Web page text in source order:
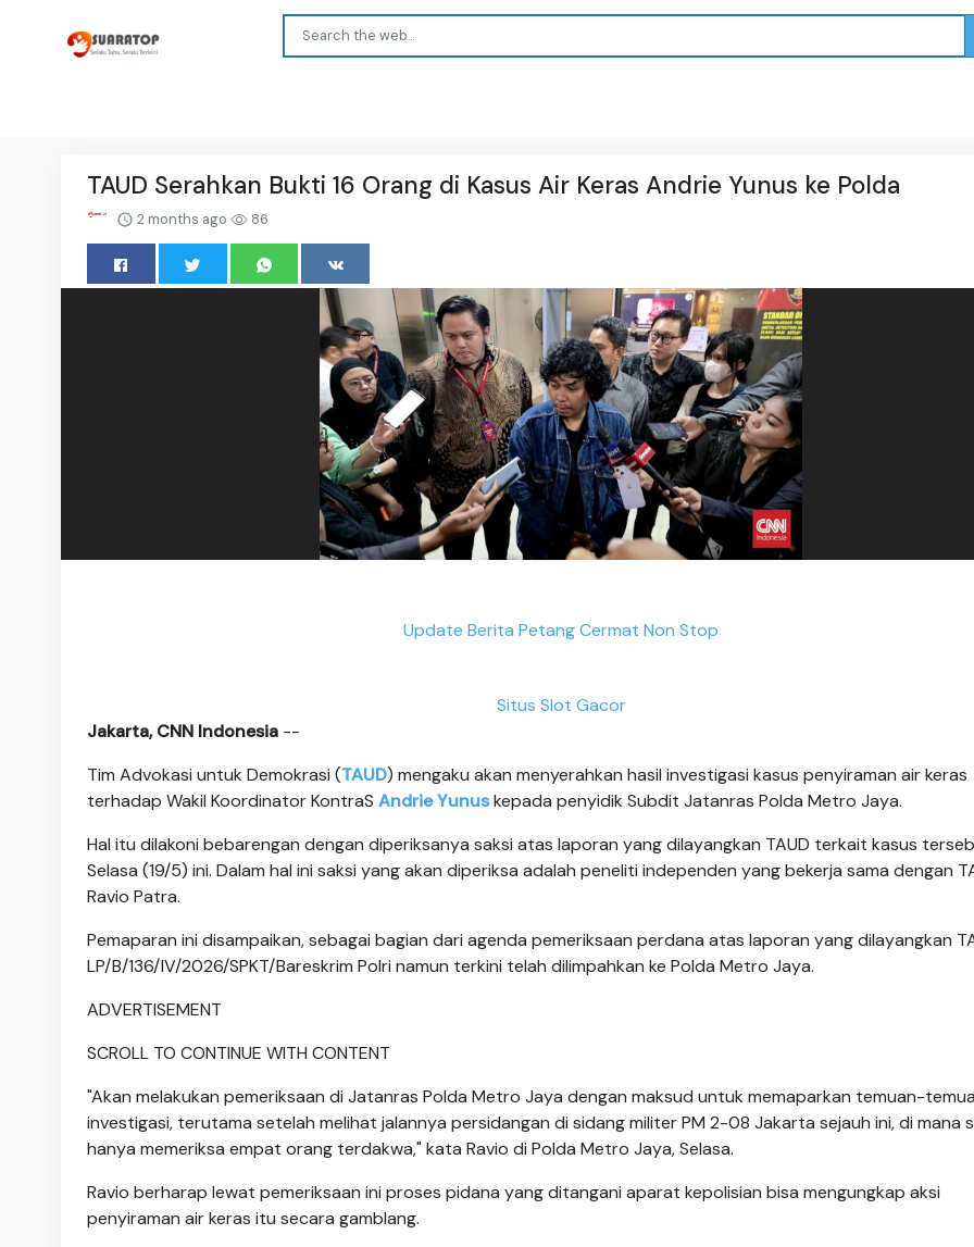
TAUD Serahkan Bukti 16 Orang di Kasus Air Keras Andrie Yunus ke Polda
2 months ago 86
Update Berita Petang Cermat Non Stop
Situs Slot Gacor
Jakarta, CNN Indonesia --
Tim Advokasi untuk Demokrasi (TAUD) mengaku akan menyerahkan hasil investigasi kasus penyiraman air keras
terhadap Wakil Koordinator KontraS Andrie Yunuskepada penyidik Subdit Jatanras Polda Metro Jaya.
Hal itu dilakoni bebarengan dengan diperiksanya saksi atas laporan yang dilayangkan TAUD terkait kasus
Selasa (19/5) ini. Dalam hal ini saksi yang akan diperiksa adalah peneliti independen yang bekerja sama dengan
Ravio Patra.
Pemaparan ini disampaikan, sebagai bagian dari agenda pemeriksaan perdana atas laporan yang dilayangkan
LP/B/136/IV/2026/SPKT/Bareskrim Polri namun terkini telah dilimpahkan ke Polda Metro Jaya.
ADVERTISEMENT
SCROLL TO CONTINUE WITH CONTENT
"Akan melakukan pemeriksaan di Jatanras Polda Metro Jaya dengan maksud untuk memaparkan temuan-
investigasi, terutama setelah melihat jalannya persidangan di sidang militer PM 2-08 Jakarta sejauh ini, di mana
hanya memeriksa empat orang terdakwa," kata Ravio di Polda Metro Jaya, Selasa.
Ravio berharap lewat pemeriksaan ini proses pidana yang ditangani aparat kepolisian bisa mengungkap aksi
penyiraman air keras itu secara gamblang.